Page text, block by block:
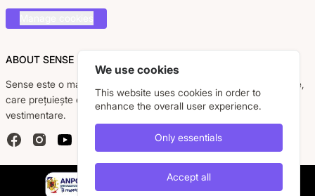
ABOUT SENSE
Sense este o marcă românească dedicată femeii moderne, active,
care prețuiește eleganța, confortul și calitatea pieselor
vestimentare.
FacebookInstagramYouTube
We use cookies
This website uses cookies in order to
enhance the overall user experience.
Only essentials
Accept all